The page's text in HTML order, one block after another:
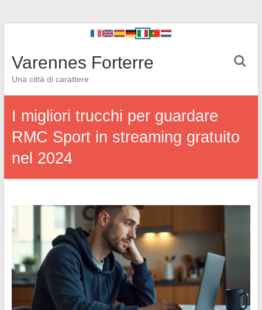
Varennes Forterre
Una città di carattere
I migliori trucchi per guardare
RMC Sport in streaming gratuito
nel 2024